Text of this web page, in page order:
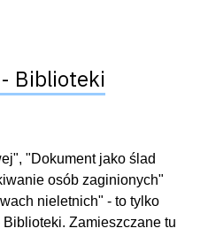
Biblioteki
"Dokument jako ślad
osób zaginionych"
nieletnich" - to tylko
Biblioteki. Zamieszczane tu